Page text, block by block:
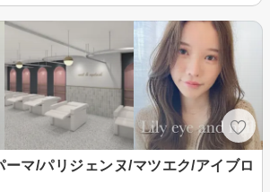
マ/パリジェンヌ/マツエク/アイブロ